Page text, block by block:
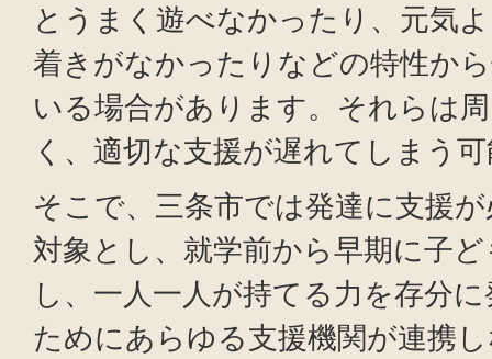
とうまく遊べなかったり、元気
着きがなかったりなどの特性か
いる場合があります。それらは
く、適切な支援が遅れてしまう
そこで、三条市では発達に支援
対象とし、就学前から早期に子
し、一人一人が持てる力を存分
ためにあらゆる支援機関が連携